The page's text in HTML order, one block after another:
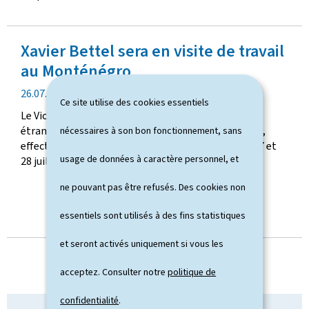
Ce site utilise des cookies essentiels
nécessaires à son bon fonctionnement, sans
usage de données à caractère personnel, et
ne pouvant pas être refusés. Des cookies non
essentiels sont utilisés à des fins statistiques
et seront activés uniquement si vous les
acceptez. Consulter notrepolitique de
confidentialité.
b
i
c
a
t
i
o
n
Xavier Bettel sera en visite de travail
au Monténégro
d
a
t
e
d
e
t
26.07.2026
Le Vice-Premier ministre, ministre des Affaires
étrangères et du Commerce extérieur, Xavier Bettel,
effectuera une visite de travail au Monténégro, le 27 et
28 juillet 2026.
TOUTES LES ACTUALITÉS